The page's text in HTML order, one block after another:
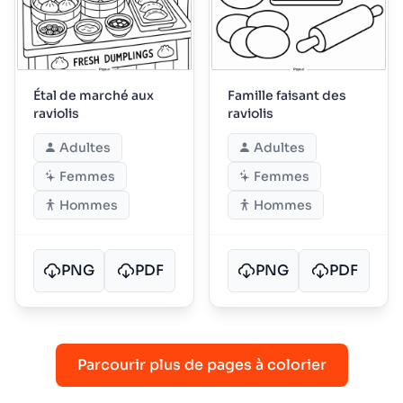
Étal de marché aux
raviolis
Adultes
Femmes
Hommes
PNG PDF
Famille faisant des
raviolis
Adultes
Femmes
Hommes
PNG PDF
Parcourir plus de pages à colorier